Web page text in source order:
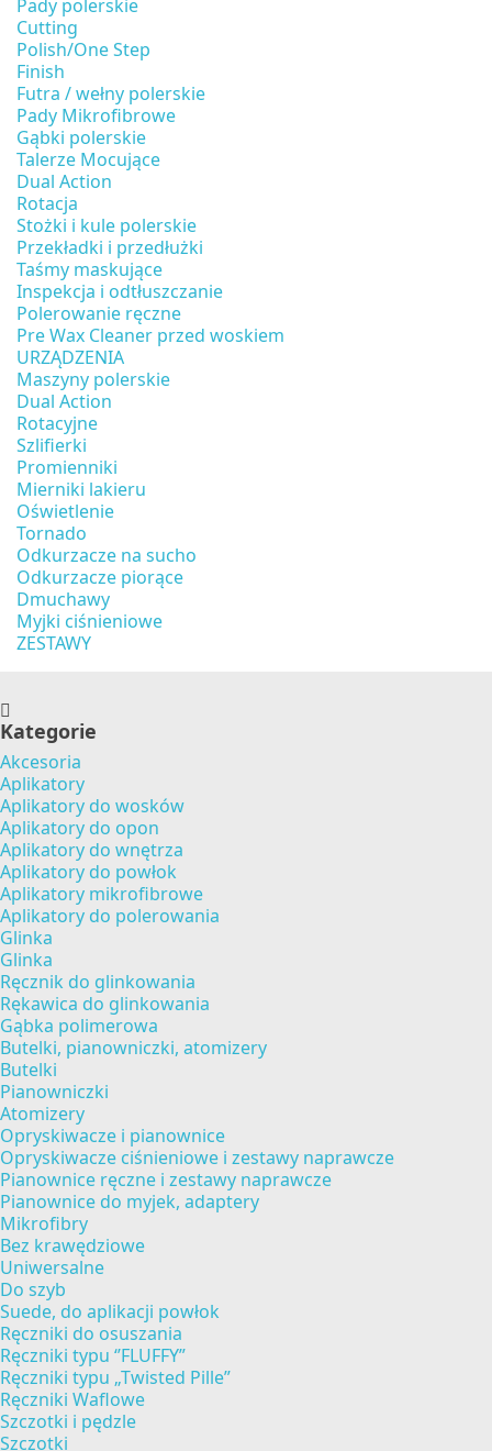
Pady polerskie
Cutting
Polish/One Step
Finish
Futra / wełny polerskie
Pady Mikrofibrowe
Gąbki polerskie
Talerze Mocujące
Dual Action
Rotacja
Stożki i kule polerskie
Przekładki i przedłużki
Taśmy maskujące
Inspekcja i odtłuszczanie
Polerowanie ręczne
Pre Wax Cleaner przed woskiem
URZĄDZENIA
Maszyny polerskie
Dual Action
Rotacyjne
Szlifierki
Promienniki
Mierniki lakieru
Oświetlenie
Tornado
Odkurzacze na sucho
Odkurzacze piorące
Dmuchawy
Myjki ciśnieniowe
ZESTAWY
Kategorie
Akcesoria
Aplikatory
Aplikatory do wosków
Aplikatory do opon
Aplikatory do wnętrza
Aplikatory do powłok
Aplikatory mikrofibrowe
Aplikatory do polerowania
Glinka
Glinka
Ręcznik do glinkowania
Rękawica do glinkowania
Gąbka polimerowa
Butelki, pianowniczki, atomizery
Butelki
Pianowniczki
Atomizery
Opryskiwacze i pianownice
Opryskiwacze ciśnieniowe i zestawy naprawcze
Pianownice ręczne i zestawy naprawcze
Pianownice do myjek, adaptery
Mikrofibry
Bez krawędziowe
Uniwersalne
Do szyb
Suede, do aplikacji powłok
Ręczniki do osuszania
Ręczniki typu ‘’FLUFFY”
Ręczniki typu „Twisted Pille”
Ręczniki Waflowe
Szczotki i pędzle
Szczotki